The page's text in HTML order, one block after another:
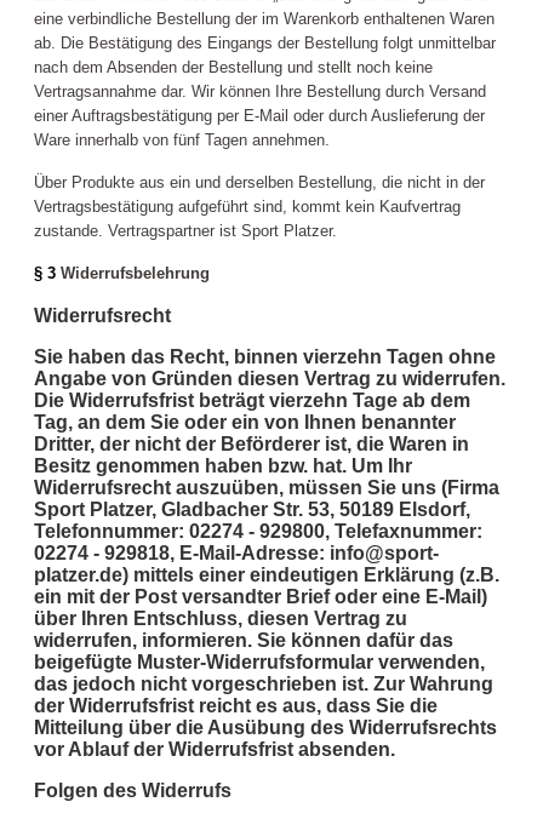
eine verbindliche Bestellung der im Warenkorb enthaltenen Waren
ab. Die Bestätigung des Eingangs der Bestellung folgt unmittelbar
nach dem Absenden der Bestellung und stellt noch keine
Vertragsannahme dar. Wir können Ihre Bestellung durch Versand
einer Auftragsbestätigung per E-Mail oder durch Auslieferung der
Ware innerhalb von fünf Tagen annehmen.
Über Produkte aus ein und derselben Bestellung, die nicht in der
Vertragsbestätigung aufgeführt sind, kommt kein Kaufvertrag
zustande. Vertragspartner ist Sport Platzer.
§ 3 Widerrufsbelehrung
Widerrufsrecht
Sie haben das Recht, binnen vierzehn Tagen ohne
Angabe von Gründen diesen Vertrag zu widerrufen.
Die Widerrufsfrist beträgt vierzehn Tage ab dem
Tag, an dem Sie oder ein von Ihnen benannter
Dritter, der nicht der Beförderer ist, die Waren in
Besitz genommen haben bzw. hat. Um Ihr
Widerrufsrecht auszuüben, müssen Sie uns (Firma
Sport Platzer, Gladbacher Str. 53, 50189 Elsdorf,
Telefonnummer: 02274 - 929800, Telefaxnummer:
02274 - 929818, E-Mail-Adresse: info@sport-
platzer.de) mittels einer eindeutigen Erklärung (z.B.
ein mit der Post versandter Brief oder eine E-Mail)
über Ihren Entschluss, diesen Vertrag zu
widerrufen, informieren. Sie können dafür das
beigefügte Muster-Widerrufsformular verwenden,
das jedoch nicht vorgeschrieben ist. Zur Wahrung
der Widerrufsfrist reicht es aus, dass Sie die
Mitteilung über die Ausübung des Widerrufsrechts
vor Ablauf der Widerrufsfrist absenden.
Folgen des Widerrufs